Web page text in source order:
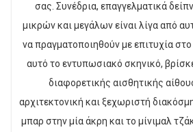
σας. Συνέδρια, επαγγελματικά
μικρών και μεγάλων είναι λίγα από
να πραγματοποιηθούν με επιτυχία
αυτό το εντυπωσιακό σκηνικό,
διαφορετικής αισθητικής
αρχιτεκτονική και ξεχωριστή
μπαρ στην μία άκρη και το μίνιμαλ